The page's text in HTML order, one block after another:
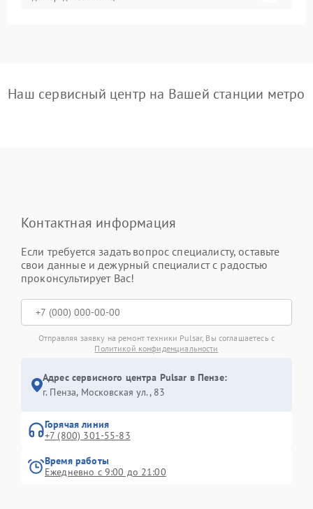
Наш сервисный центр на Вашей станции метро
Контактная информация
Если требуется задать вопрос специалисту, оставьте
свои данные и дежурный специалист с радостью
проконсультирует Вас!
Отправляя заявку на ремонт техники Pulsar, Вы соглашаетесь с
Политикой конфиденциальности
Адрес сервисного центра Pulsar в Пензе:
г. Пенза, Московская ул., 83
Горячая линия
+7 (800) 301-55-83
Время работы
Ежедневно с 9:00 до 21:00